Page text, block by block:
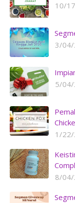
10/
3/04/
5/04/
1/22/
8/04/